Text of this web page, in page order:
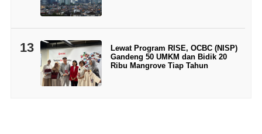
13
Lewat Program RISE, OCBC (NISP)
Gandeng 50 UMKM dan Bidik 20
Ribu Mangrove Tiap Tahun